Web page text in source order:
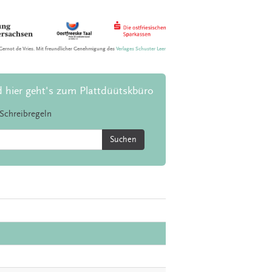
de Vries. Mit freundlicher Genehmigung desVerlages Schuster Leer
hier geht's zum Plattdüütskbüro
Schreibregeln
Suchen